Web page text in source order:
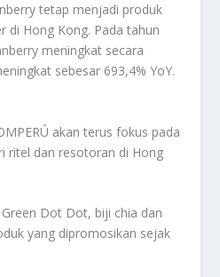
tetap menjadi produk
di Hong Kong. Pada tahun
meningkat secara
sebesar 693,4% YoY.
akan terus fokus pada
ritel dan resotoran di Hong
Dot Dot, biji chia dan
yang dipromosikan sejak